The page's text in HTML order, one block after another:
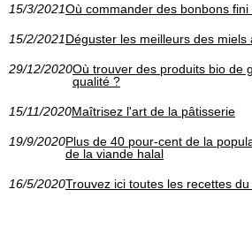
15/3/2021Où commander des bonbons fini
15/2/2021Déguster les meilleurs des miels
29/12/2020Où trouver des produits bio de
qualité ?
15/11/2020Maîtrisez l'art de la pâtisserie
19/9/2020Plus de 40 pour-cent de la
de la viande halal
16/5/2020Trouvez ici toutes les recettes